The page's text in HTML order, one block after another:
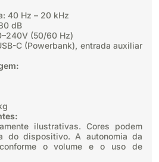
40 Hz – 20 kHz
dB
(50/60 Hz)
C (Powerbank), entrada auxiliar
ilustrativas. Cores podem
do dispositivo. A autonomia da
o volume e o uso de